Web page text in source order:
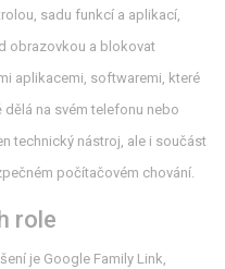
, sadu funkcí a aplikací,
obrazovkou a blokovat
aplikacemi, softwaremi, které
na svém telefonu nebo
technický nástroj, ale i součást
počítačovém chování.
role
je Google Family Link,